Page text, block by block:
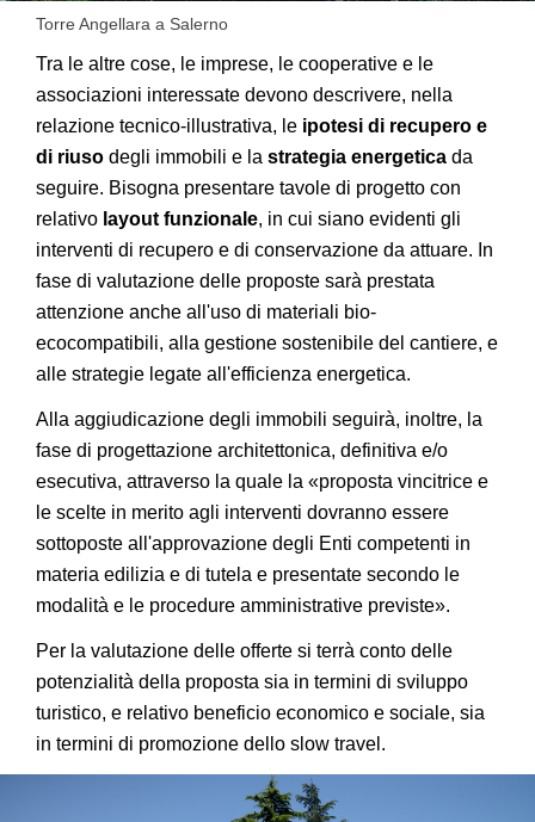
Torre Angellara a Salerno
Tra le altre cose, le imprese, le cooperative e le
associazioni interessate devono descrivere, nella
relazione tecnico-illustrativa, le ipotesi di recupero e
di riuso degli immobili e la strategia energetica da
seguire. Bisogna presentare tavole di progetto con
relativo layout funzionale, in cui siano evidenti gli
interventi di recupero e di conservazione da attuare. In
fase di valutazione delle proposte sarà prestata
attenzione anche all'uso di materiali bio-
ecocompatibili, alla gestione sostenibile del cantiere, e
alle strategie legate all'efficienza energetica.
Alla aggiudicazione degli immobili seguirà, inoltre, la
fase di progettazione architettonica, definitiva e/o
esecutiva, attraverso la quale la «proposta vincitrice e
le scelte in merito agli interventi dovranno essere
sottoposte all'approvazione degli Enti competenti in
materia edilizia e di tutela e presentate secondo le
modalità e le procedure amministrative previste».
Per la valutazione delle offerte si terrà conto delle
potenzialità della proposta sia in termini di sviluppo
turistico, e relativo beneficio economico e sociale, sia
in termini di promozione dello slow travel.